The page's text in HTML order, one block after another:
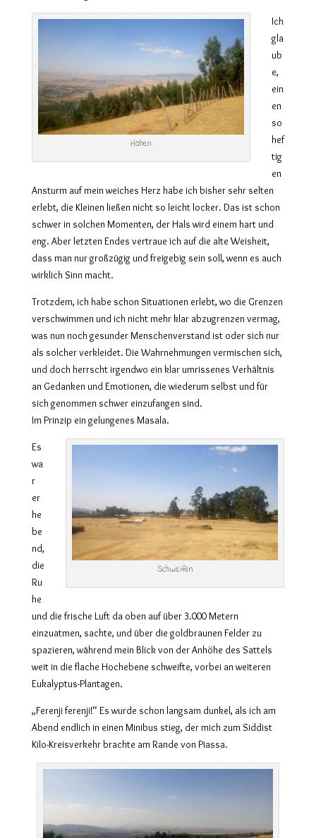
Höhen
Ich
gla
ub
e,
ein
en
so
hef
tig
en
Ansturm auf mein weiches Herz habe ich bisher sehr selten
erlebt, die Kleinen ließen nicht so leicht locker. Das ist schon
schwer in solchen Momenten, der Hals wird einem hart und
eng. Aber letzten Endes vertraue ich auf die alte Weisheit,
dass man nur großzügig und freigebig sein soll, wenn es auch
wirklich Sinn macht.
Trotzdem, ich habe schon Situationen erlebt, wo die Grenzen
verschwimmen und ich nicht mehr klar abzugrenzen vermag,
was nun noch gesunder Menschenverstand ist oder sich nur
als solcher verkleidet. Die Wahrnehmungen vermischen sich,
und doch herrscht irgendwo ein klar umrissenes Verhältnis
an Gedanken und Emotionen, die wiederum selbst und für
sich genommen schwer einzufangen sind.
Im Prinzip ein gelungenes Masala.
Schweifen
Es
wa
r
er
he
be
nd,
die
Ru
he
und die frische Luft da oben auf über 3.000 Metern
einzuatmen, sachte, und über die goldbraunen Felder zu
spazieren, während mein Blick von der Anhöhe des Sattels
weit in die flache Hochebene schweifte, vorbei an weiteren
Eukalyptus-Plantagen.
„Ferenji ferenji!“ Es wurde schon langsam dunkel, als ich am
Abend endlich in einen Minibus stieg, der mich zum Siddist
Kilo-Kreisverkehr brachte am Rande von Piassa.